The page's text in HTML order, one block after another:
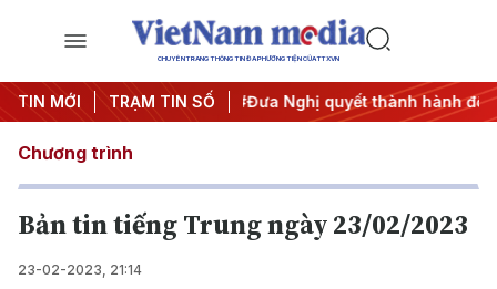
CHUYÊN TRANG THÔNG TIN ĐA PHƯƠNG TIỆN CỦA TTXVN
TIN MỚI TRẠM TIN SỐ
3 #APEC 2027 #Đưa Nghị quyết thành hành động
Chương trình
Bản tin tiếng Trung ngày 23/02/2023
23-02-2023, 21:14